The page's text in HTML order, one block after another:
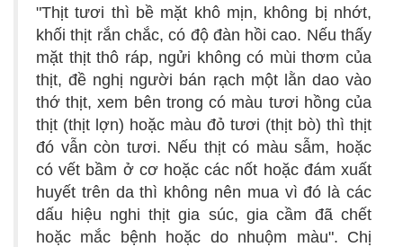
"Thịt tươi thì bề mặt khô mịn, không bị nhớt,
khối thịt rắn chắc, có độ đàn hồi cao. Nếu thấy
mặt thịt thô ráp, ngửi không có mùi thơm của
thịt, đề nghị người bán rạch một lằn dao vào
thớ thịt, xem bên trong có màu tươi hồng của
thịt (thịt lợn) hoặc màu đỏ tươi (thịt bò) thì thịt
đó vẫn còn tươi. Nếu thịt có màu sẫm, hoặc
có vết bầm ở cơ hoặc các nốt hoặc đám xuất
huyết trên da thì không nên mua vì đó là các
dấu hiệu nghi thịt gia súc, gia cầm đã chết
hoặc mắc bệnh hoặc do nhuộm màu". Chị